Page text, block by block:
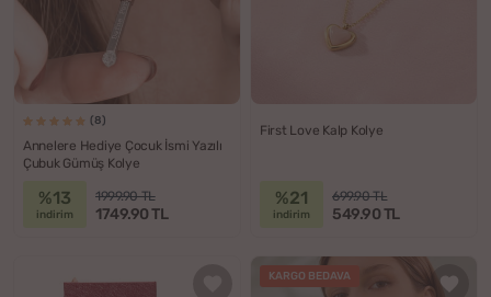
(8)
Annelere Hediye Çocuk İsmi Yazılı
Çubuk Gümüş Kolye
%13
indirim
1999.90 TL
1749.90 TL
First Love Kalp Kolye
%21
indirim
699.90 TL
549.90 TL
KARGO BEDAVA